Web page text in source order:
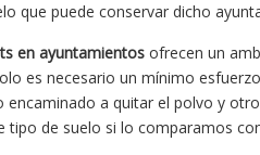
que puede conservar dicho
en ayuntamientos ofrecen un
es necesario un mínimo
encaminado a quitar el polvo y
tipo de suelo si lo comparamos